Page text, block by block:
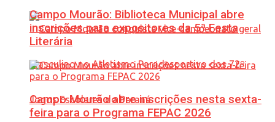
Campo Mourão: Biblioteca Municipal abre
inscrições para expositores da 5ª Festa
Literária
Campo Mourão abre inscrições nesta sexta-
feira para o Programa FEPAC 2026